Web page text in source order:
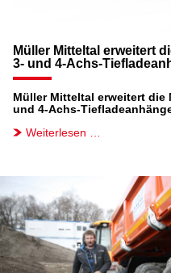
Müller Mitteltal erweitert
3- und 4-Achs-
Müller Mitteltal erweitert die
und 4-Achs-
Weiterlesen …